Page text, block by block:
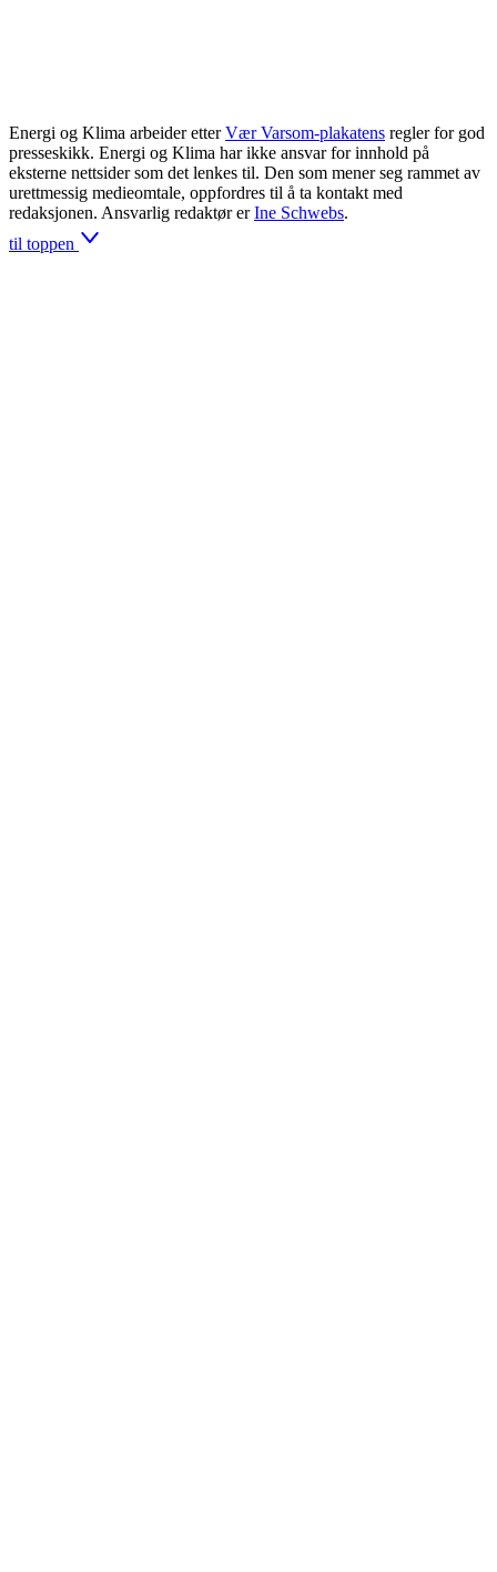
Energi og Klima arbeider etter Vær Varsom-plakatens regler for god
presseskikk. Energi og Klima har ikke ansvar for innhold på
eksterne nettsider som det lenkes til. Den som mener seg rammet av
urettmessig medieomtale, oppfordres til å ta kontakt med
redaksjonen. Ansvarlig redaktør er Ine Schwebs.
til toppen